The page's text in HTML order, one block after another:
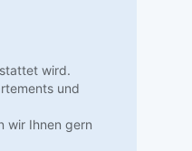
wird.
und
wir Ihnen gern